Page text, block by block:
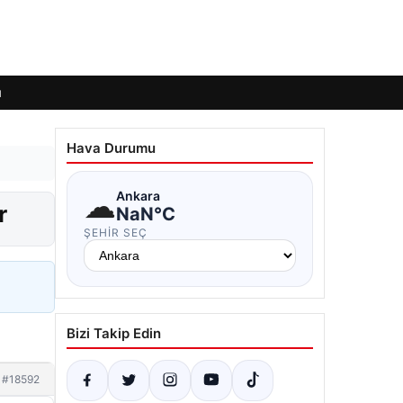
#18592
Hava Durumu
☁Ankara
NaN°C
ŞEHIR SEÇ
Bizi Takip Edin